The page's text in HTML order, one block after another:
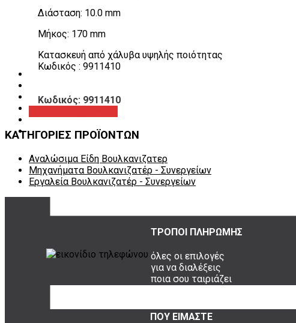
Εργαλεία Χειρός
Εργαλεία φρένων
Εργαλεία χειρός συνεργείου
Διάφορα Είδη Φανοποιείου
Αναλώσιμα Είδη Συνεργείου
ΚΑΤΑΛΟΓΟΣ
VIDEO & ΝΕΑ
ΕΠΙΚΟΙΝΩΝΙΑ
B2B
ΕΝ
Διάσταση: 10.0 mm
Μήκος: 170 mm
Κατασκευή από χάλυβα υψηλής ποιότητας
Κωδικός : 9911410
Κωδικός: 9911410
ΚΑΤΗΓΟΡΙΕΣ ΠΡΟΪΟΝΤΩΝ
Αναλώσιμα Είδη Βουλκανιζατερ
Μηχανήματα Βουλκανιζατέρ - Συνεργείων
Εργαλεία Βουλκανιζατέρ - Συνεργείων
ΤΡΟΠΟΙ ΠΛΗΡΩΜΗΣ
όλες οι επιλογές
για να διαλέξεις
ποια σου ταιριάζει
ΠΟΥ ΕΙΜΑΣΤΕ